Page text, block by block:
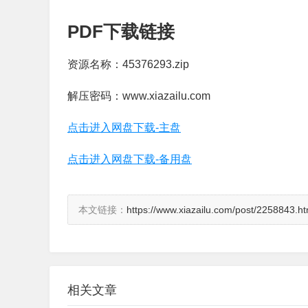
PDF下载链接
资源名称：45376293.zip
解压密码：www.xiazailu.com
点击进入网盘下载-主盘
点击进入网盘下载-备用盘
本文链接： https://www.xiazailu.com/post/
相关文章